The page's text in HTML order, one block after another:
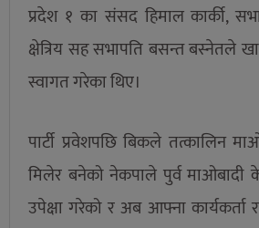
प्रदेश १ का संसद हिमाल कार्की,
क्षेत्रिय सह सभापति बसन्त बस्नेतले
स्वागत गरेका थिए।
पार्टी प्रवेशपछि बिकले तत्कालिन
मिलेर बनेको नेकपाले पुर्व माओबादी
उपेक्षा गरेको र अब आफ्ना कार्यकर्ता